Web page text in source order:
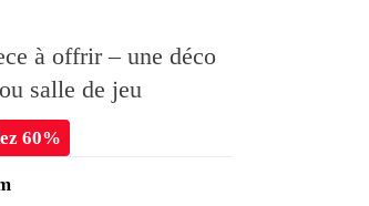
à offrir – une déco
salle de jeu
60%